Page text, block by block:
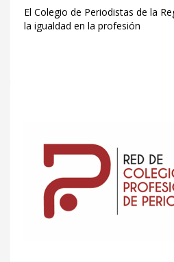
El Colegio de Periodistas de la
la igualdad en la profesión